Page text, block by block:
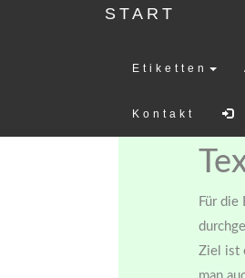
START
Etiketten
Kontakt
Für
Ziel ist